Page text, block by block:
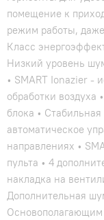
помещение к
режим работы,
Класс
Низкий уровень
• SMART Ionazier -
обработки воздуха
блока •
автоматическое
направлениях •
пульта • 4
накладка на
Дополнительная